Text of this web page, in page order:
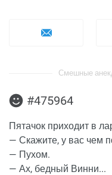
Смешные
#475964
Пятачок приходит в
— Скажите, у вас чем
— Пухом.
— Ах, бедный Винни...